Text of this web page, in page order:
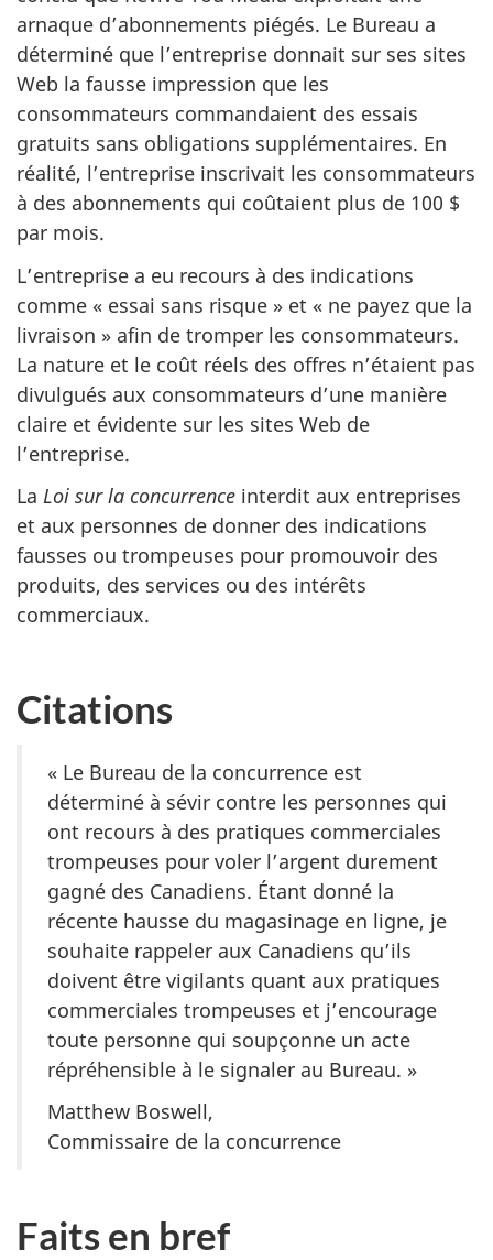
arnaque d’abonnements piégés. Le Bureau a
déterminé que l’entreprise donnait sur ses sites
Web la fausse impression que les
consommateurs commandaient des essais
gratuits sans obligations supplémentaires. En
réalité, l’entreprise inscrivait les consommateurs
à des abonnements qui coûtaient plus de 100 $
par mois.
L’entreprise a eu recours à des indications
comme « essai sans risque » et « ne payez que la
livraison » afin de tromper les consommateurs.
La nature et le coût réels des offres n’étaient pas
divulgués aux consommateurs d’une manière
claire et évidente sur les sites Web de
l’entreprise.
La Loi sur la concurrence interdit aux entreprises
et aux personnes de donner des indications
fausses ou trompeuses pour promouvoir des
produits, des services ou des intérêts
commerciaux.
Citations
« Le Bureau de la concurrence est
déterminé à sévir contre les personnes qui
ont recours à des pratiques commerciales
trompeuses pour voler l’argent durement
gagné des Canadiens. Étant donné la
récente hausse du magasinage en ligne, je
souhaite rappeler aux Canadiens qu’ils
doivent être vigilants quant aux pratiques
commerciales trompeuses et j’encourage
toute personne qui soupçonne un acte
répréhensible à le signaler au Bureau. »
Matthew Boswell,
Commissaire de la concurrence
Faits en bref